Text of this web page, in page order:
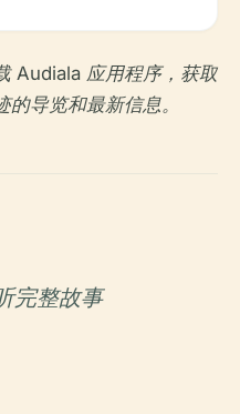
Audiala 应用程序，获取
导览和最新信息。
完整故事